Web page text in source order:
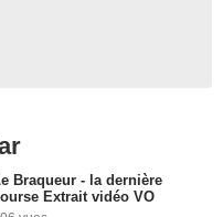
Braqueur - la dernière
Extrait vidéo VO